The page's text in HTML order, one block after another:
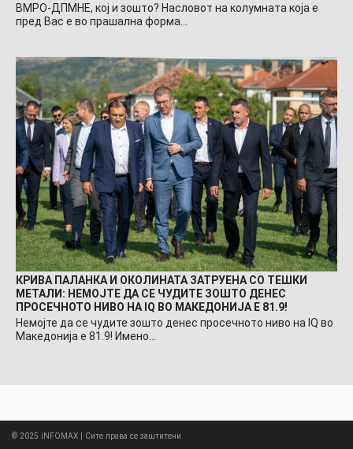
ВМРО-ДПМНЕ, кој и зошто? Насловот на колумната која е
пред Вас е во прашална форма…
КРИВА ПАЛАНКА И ОКОЛИНАТА ЗАТРУЕНА СО ТЕШКИ
МЕТАЛИ: НЕМОЈТЕ ДА СЕ ЧУДИТЕ ЗОШТО ДЕНЕС
ПРОСЕЧНОТО НИВО НА IQ ВО МАКЕДОНИЈА Е 81.9!
Немојте да се чудите зошто денес просечното ниво на IQ во
Македонија е 81.9! Имено…
© 2025 iNFOMAX | Сите права се заштитени